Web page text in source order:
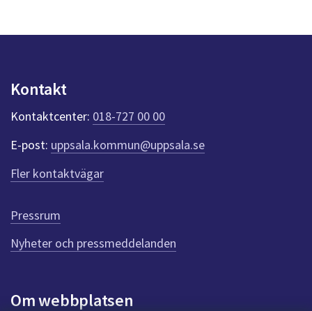
n
k
t
e
r
f
ö
r
e
n
n
a
d
Kontakt
Kontaktcenter: 018-727 00 00
E-post: uppsala.kommun@uppsala.se
Fler kontaktvägar
Pressrum
Nyheter och pressmeddelanden
Om webbplatsen